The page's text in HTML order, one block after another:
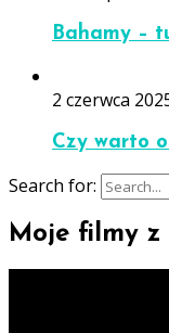
Bahamy –
2 czerwca
Czy warto
Search for:
Moje filmy z